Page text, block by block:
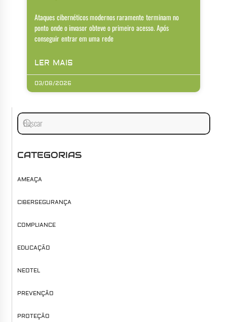
Ataques cibernéticos modernos raramente terminam no
ponto onde o invasor obteve o primeiro acesso. Após
conseguir entrar em uma rede
LER MAIS
03/08/2026
CATEGORIAS
AMEAÇA
CIBERSEGURANÇA
COMPLIANCE
EDUCAÇÃO
NEOTEL
PREVENÇÃO
PROTEÇÃO